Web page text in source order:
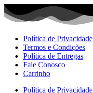
Ir
para
Política de Privacidade
Termos e Condições
Política de Entregas
Fale Conosco
Carrinho
Política de Privacidade